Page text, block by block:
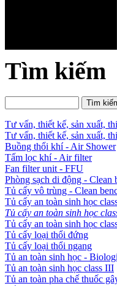
Tìm kiếm
Tư vấn, thiết kế, sản xuất,
Tư vấn, thiết kế, sản xuất,
Buồng thổi khí - Air Shower
Tấm lọc khí - Air filter
Fan filter unit - FFU
Phòng sạch di động - Clean
Tủ cấy vô trùng - Clean
Tủ cấy an toàn sinh học
Tủ cấy an toàn sinh học
Tủ cấy an toàn sinh học
Tủ cấy loại thổi đứng
Tủ cấy loại thổi ngang
Tủ an toàn sinh học -
Tủ an toàn sinh học class III
Tủ an toàn pha chế thuốc